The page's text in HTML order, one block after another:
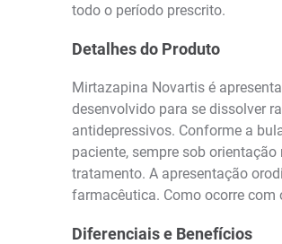
todo o período prescrito.
Detalhes do Produto
Mirtazapina Novartis é
desenvolvido para se dissolver
antidepressivos. Conforme a
paciente, sempre sob
tratamento. A apresentação
farmacêutica. Como ocorre
Diferenciais e Benefícios